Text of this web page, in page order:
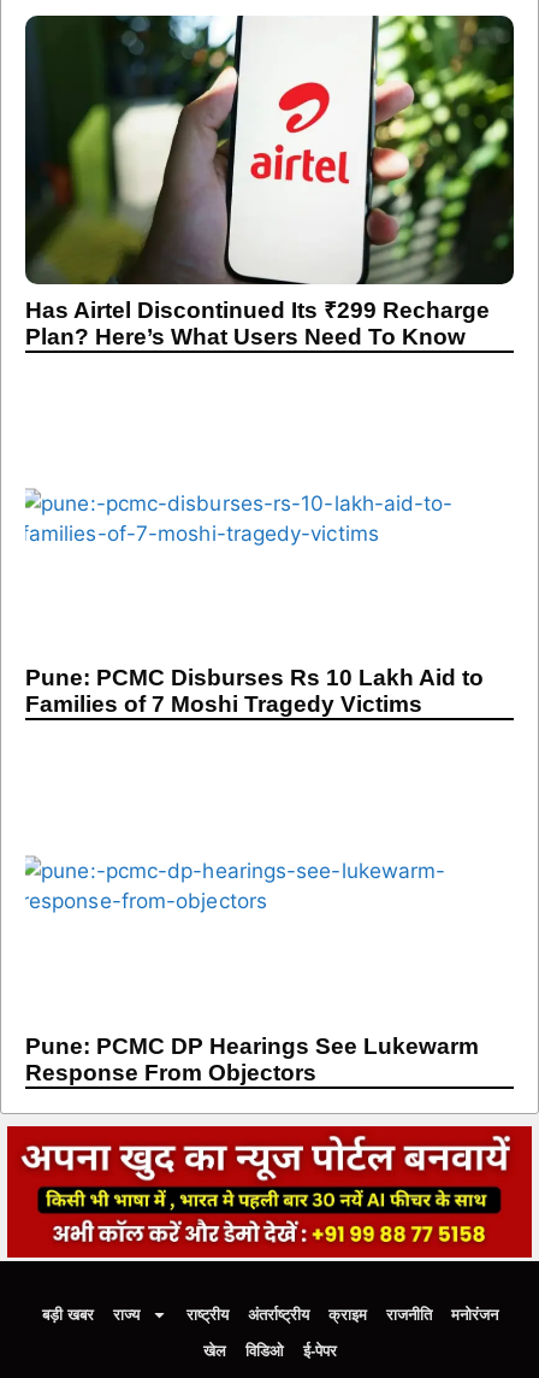
Has Airtel Discontinued Its ₹299 Recharge
Plan? Here’s What Users Need To Know
Pune: PCMC Disburses Rs 10 Lakh Aid to
Families of 7 Moshi Tragedy Victims
Pune: PCMC DP Hearings See Lukewarm
Response From Objectors
बड़ी खबर राज्य राष्ट्रीय अंतर्राष्ट्रीय क्राइम राजनीति
मनोरंजन
खेल
विडिओ ई-पेपर